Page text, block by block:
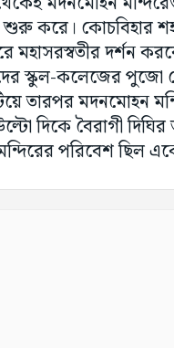
শুরু করে। কোচবিহার
মহাসরস্বতীর দর্শন
স্কুল-কলেজের পুজো
তারপর মদনমোহন
দিকে বৈরাগী
পরিবেশ ছিল